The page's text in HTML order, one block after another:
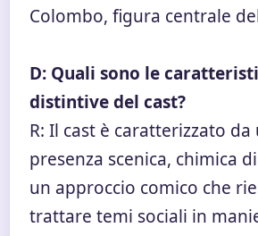
Colombo, figura centrale
D: Quali sono le
distintive del cast?
R: Il cast è caratterizzato
presenza scenica, chimica
un approccio comico che
trattare temi sociali in